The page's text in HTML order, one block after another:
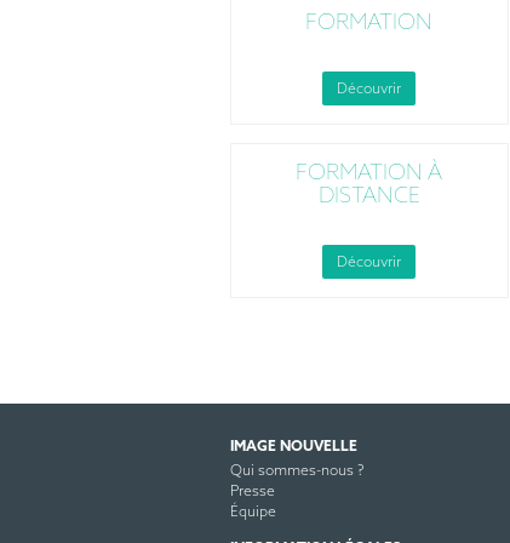
FORMATION
Découvrir
FORMATION À
DISTANCE
Découvrir
IMAGE NOUVELLE
Qui sommes-nous ?
Presse
Équipe